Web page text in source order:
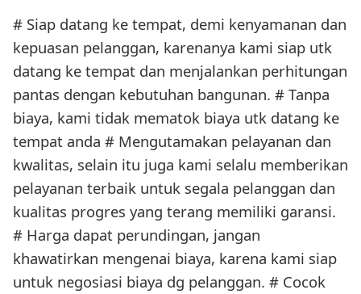
# Siap datang ke tempat, demi kenyamanan dan
kepuasan pelanggan, karenanya kami siap utk
datang ke tempat dan menjalankan perhitungan
pantas dengan kebutuhan bangunan. # Tanpa
biaya, kami tidak mematok biaya utk datang ke
tempat anda # Mengutamakan pelayanan dan
kwalitas, selain itu juga kami selalu memberikan
pelayanan terbaik untuk segala pelanggan dan
kualitas progres yang terang memiliki garansi.
# Harga dapat perundingan, jangan
khawatirkan mengenai biaya, karena kami siap
untuk negosiasi biaya dg pelanggan. # Cocok